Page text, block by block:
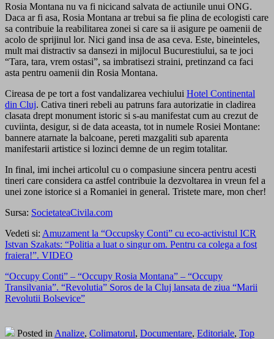
Rosia Montana nu va fi nicicand salvata de actiunile unui ONG.
Daca ar fi asa, Rosia Montana ar trebui sa fie plina de ecologisti care
sa contribuie la reabilitarea zonei si care sa ii asigure pe oamenii de
acolo de sprijinul lor. Nici gand insa de asa ceva. Este, bineinteles,
mult mai distractiv sa dansezi in mijlocul Bucurestiului, sa te joci
“Tara, tara, vrem ostasi”, sa imbratisezi straini, pretinzand ca faci
asta pentru oamenii din Rosia Montana.
Cireasa de pe tort a fost vandalizarea vechiului Hotel Continental
din Cluj. Cativa tineri rebeli au patruns fara autorizatie in cladirea
clasata drept monument istoric si s-au manifestat cum au crezut de
cuviinta, desigur, si de data aceasta, tot in numele Rosiei Montane:
bannere atarnate la balcoane, pereti mazgaliti sub aparenta
manifestarii artistice si lozinci demne de un regim totalitar.
In final, imi inchei articolul cu o compasiune sincera pentru acesti
tineri care considera ca astfel contribuie la dezvoltarea in vreun fel a
unei zone istorice si a Romaniei in general. Tristete mare, mon cher!
Sursa: SocietateaCivila.com
Vedeti si: Amuzament la “Occupsky Conti” cu eco-activistul ICR
Istvan Szakats: “Politia a luat o singur om. Pentru ca colega a fost
fraiera!”. VIDEO
“Occupy Conti” – “Occupy Rosia Montana” – “Occupy
Transilvania”. “Revolutia” Soros de la Cluj lansata de ziua “Marii
Revolutii Bolsevice”
Posted in Analize, Colimatorul, Documentare, Editoriale, Top